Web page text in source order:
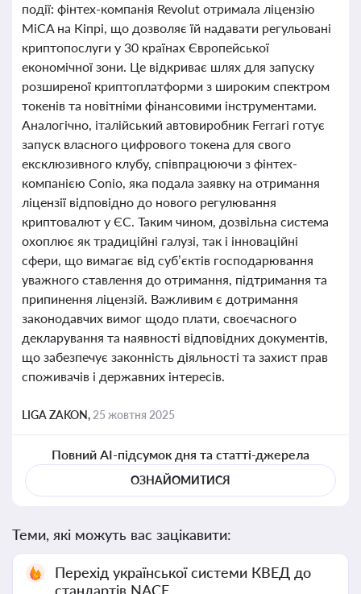
події: фінтех-компанія Revolut отримала ліцензію
MiCA на Кіпрі, що дозволяє їй надавати регульовані
криптопослуги у 30 країнах Європейської
економічної зони. Це відкриває шлях для запуску
розширеної криптоплатформи з широким спектром
токенів та новітніми фінансовими інструментами.
Аналогічно, італійський автовиробник Ferrari готує
запуск власного цифрового токена для свого
ексклюзивного клубу, співпрацюючи з фінтех-
компанією Conio, яка подала заявку на отримання
ліцензії відповідно до нового регулювання
криптовалют у ЄС. Таким чином, дозвільна система
охоплює як традиційні галузі, так і інноваційні
сфери, що вимагає від суб’єктів господарювання
уважного ставлення до отримання, підтримання та
припинення ліцензій. Важливим є дотримання
законодавчих вимог щодо плати, своєчасного
декларування та наявності відповідних документів,
що забезпечує законність діяльності та захист прав
споживачів і державних інтересів.
LIGA ZAKON, 25 жовтня 2025
Повний AI-підсумок дня та статті-джерела
ОЗНАЙОМИТИСЯ
Теми, які можуть вас зацікавити:
Перехід української системи КВЕД до
стандартів NACE